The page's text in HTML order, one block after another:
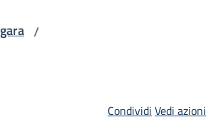
/
Condividi Vedi azioni